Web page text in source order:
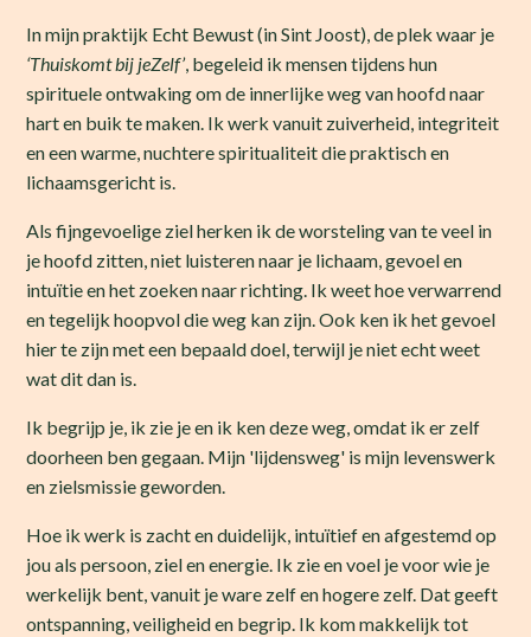
In mijn praktijk Echt Bewust (in Sint Joost), de plek waar je
‘Thuiskomt bij jeZelf’, begeleid ik mensen tijdens hun
spirituele ontwaking om de innerlijke weg van hoofd naar
hart en buik te maken. Ik werk vanuit zuiverheid, integriteit
en een warme, nuchtere spiritualiteit die praktisch en
lichaamsgericht is.
Als fijngevoelige ziel herken ik de worsteling van te veel in
je hoofd zitten, niet luisteren naar je lichaam, gevoel en
intuïtie en het zoeken naar richting. Ik weet hoe verwarrend
en tegelijk hoopvol die weg kan zijn. Ook ken ik het gevoel
hier te zijn met een bepaald doel, terwijl je niet echt weet
wat dit dan is.
Ik begrijp je, ik zie je en ik ken deze weg, omdat ik er zelf
doorheen ben gegaan. Mijn 'lijdensweg' is mijn levenswerk
en zielsmissie geworden.
Hoe ik werk is zacht en duidelijk, intuïtief en afgestemd op
jou als persoon, ziel en energie. Ik zie en voel je voor wie je
werkelijk bent, vanuit je ware zelf en hogere zelf. Dat geeft
ontspanning, veiligheid en begrip. Ik kom makkelijk tot